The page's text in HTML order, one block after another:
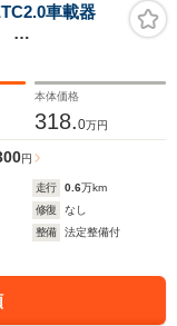
車載器
ー バックカ
本体価格
318.0万円
円
走行 0.6万km
修復
なし
整備
法定整備付